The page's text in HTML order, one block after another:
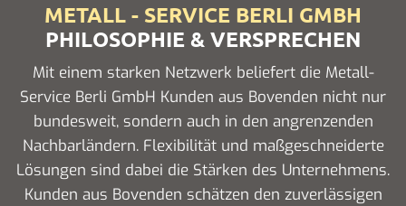
METALL - SERVICE BERLI GMBH
PHILOSOPHIE & VERSPRECHEN
Mit einem starken Netzwerk beliefert die Metall-
Service Berli GmbH Kunden aus Bovenden nicht nur
bundesweit, sondern auch in den angrenzenden
Nachbarländern. Flexibilität und maßgeschneiderte
Lösungen sind dabei die Stärken des Unternehmens.
Kunden aus Bovenden schätzen den zuverlässigen